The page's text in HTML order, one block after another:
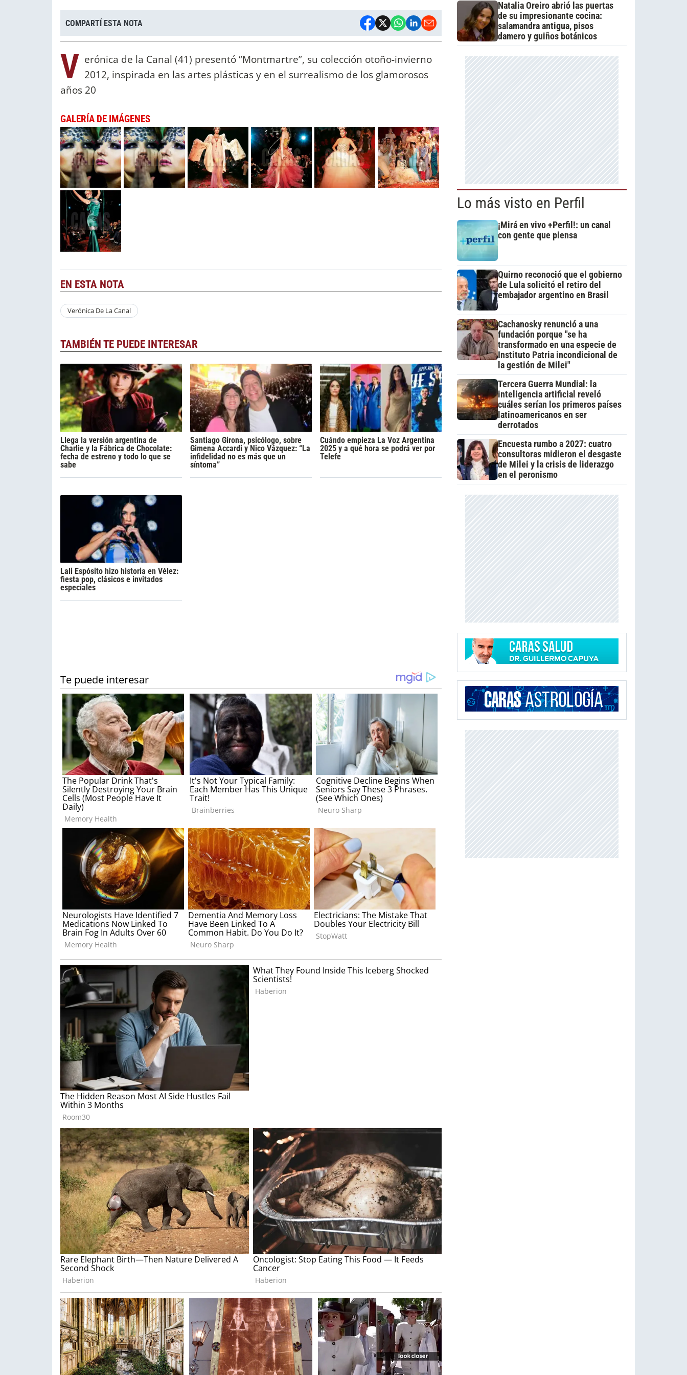
COMPARTÍ ESTA NOTA
V erónica de la Canal (41) presentó “Montmartre”, su colección otoño-invierno
2012, inspirada en las artes plásticas y en el surrealismo de los glamorosos
años 20
GALERÍA DE IMÁGENES
EN ESTA NOTA
Verónica De La Canal
TAMBIÉN TE PUEDE INTERESAR
Llega la versión argentina de
Charlie y la Fábrica de Chocolate:
fecha de estreno y todo lo que se
sabe
Santiago Girona, psicólogo, sobre
Gimena Accardi y Nico Vázquez: “La
infidelidad no es más que un
síntoma”
Cuándo empieza La Voz Argentina
2025 y a qué hora se podrá ver por
Telefe
Lali Espósito hizo historia en Vélez:
fiesta pop, clásicos e invitados
especiales
Natalia Oreiro abrió las puertas
de su impresionante cocina:
salamandra antigua, pisos
damero y guiños botánicos
Lo más visto en Perfil
¡Mirá en vivo +Perfil!: un canal
con gente que piensa
Quirno reconoció que el gobierno
de Lula solicitó el retiro del
embajador argentino en Brasil
Cachanosky renunció a una
fundación porque "se ha
transformado en una especie de
Instituto Patria incondicional de
la gestión de Milei"
Tercera Guerra Mundial: la
inteligencia artificial reveló
cuáles serían los primeros países
latinoamericanos en ser
derrotados
Encuesta rumbo a 2027: cuatro
consultoras midieron el desgaste
de Milei y la crisis de liderazgo
en el peronismo